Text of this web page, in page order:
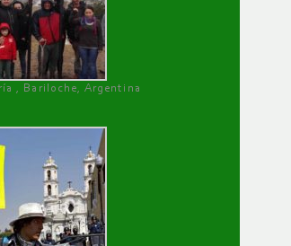
, Bariloche, Argentina